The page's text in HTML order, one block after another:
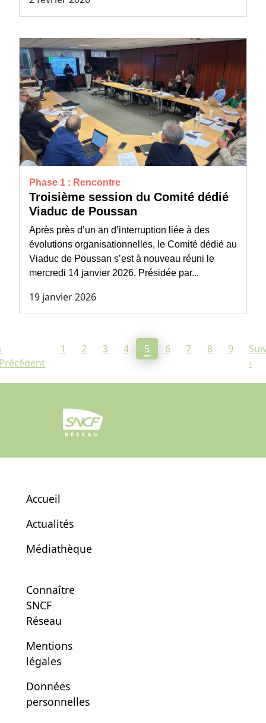
Phase 1 : Rencontre
Troisième session du Comité dédié
Viaduc de Poussan
Après près d’un an d’interruption liée à des
évolutions organisationnelles, le Comité dédié au
Viaduc de Poussan s’est à nouveau réuni le
mercredi 14 janvier 2026. Présidée par...
19 janvier 2026
1 2 3 4 Page courante
5 6 7 8 9
›
Accueil
Actualités
Médiathèque
Connaître
SNCF
Réseau
Mentions
légales
Données
personnelles